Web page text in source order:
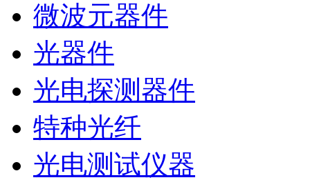
微波元器件
光器件
光电探测器件
特种光纤
光电测试仪器